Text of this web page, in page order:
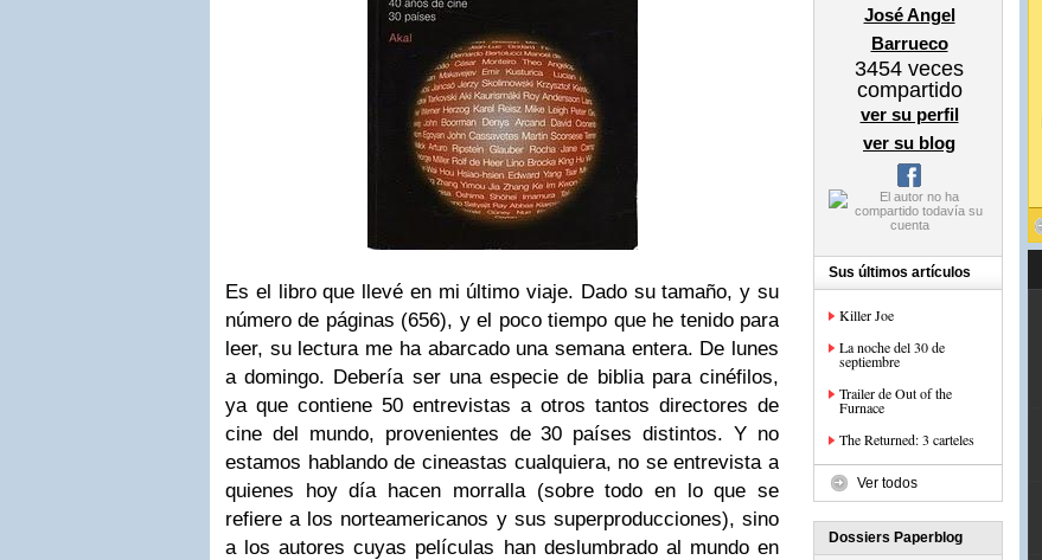
Es el libro que llevé en mi último viaje. Dado su tamaño, y su
número de páginas (656), y el poco tiempo que he tenido para
leer, su lectura me ha abarcado una semana entera. De lunes
a domingo. Debería ser una especie de biblia para cinéfilos,
ya que contiene 50 entrevistas a otros tantos directores de
cine del mundo, provenientes de 30 países distintos. Y no
estamos hablando de cineastas cualquiera, no se entrevista a
quienes hoy día hacen morralla (sobre todo en lo que se
refiere a los norteamericanos y sus superproducciones), sino
a los autores cuyas películas han deslumbrado al mundo en
José Angel
Barrueco
3454 veces
compartido
ver su perfil
ver su blog
Sus últimos artículos
Killer Joe
La noche del 30 de
septiembre
Trailer de Out of the
Furnace
The Returned: 3 carteles
Ver todos
Dossiers Paperblog